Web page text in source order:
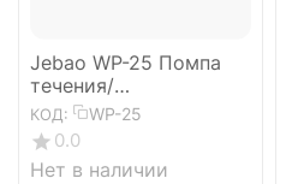
Jebao WP-25 Помпа
течения/
волногенератор с
контроллером 8000 л/
ч
КОД: WP-25
0.0
Нет в наличии